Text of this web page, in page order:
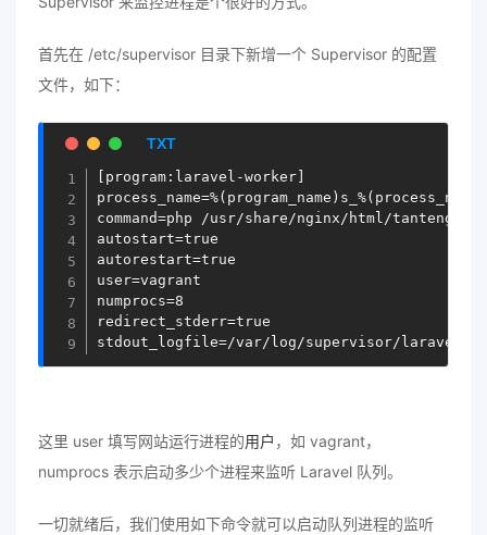
首先在 /etc/supervisor 目录下新增一个 Supervisor 的配置
文件，如下：
[program:laravel-worker]
command=php /usr/share/nginx/html/
autostart=true
autorestart=true
user=vagrant
numprocs=8
redirect_stderr=true
这里 user 填写网站运行进程的用户 ，如 vagrant，
numprocs 表示启动多少个进程来监听 Laravel 队列。
一切就绪后，我们使用如下命令就可以启动队列进程的监听